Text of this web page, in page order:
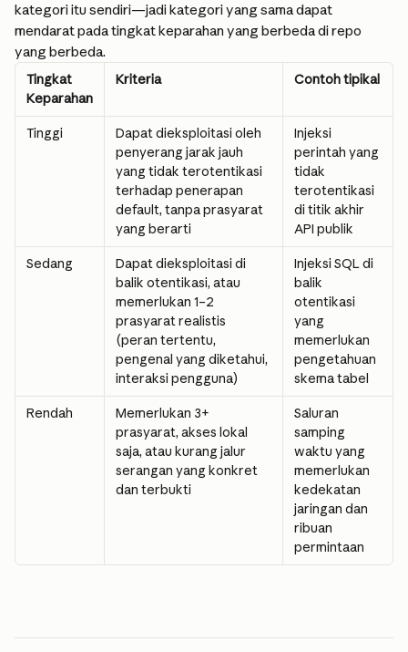
kategori itu sendiri—jadi kategori yang sama dapat
mendarat pada tingkat keparahan yang berbeda di repo
yang berbeda.
Tingkat
Keparahan
Kriteria Contoh tipikal
Tinggi
Dapat dieksploitasi oleh
penyerang jarak jauh
yang tidak terotentikasi
terhadap penerapan
default, tanpa prasyarat
yang berarti
Injeksi
perintah yang
tidak
terotentikasi
di titik akhir
API publik
Sedang
Dapat dieksploitasi di
balik otentikasi, atau
memerlukan 1–2
prasyarat realistis
(peran tertentu,
pengenal yang diketahui,
interaksi pengguna)
Injeksi SQL di
balik
otentikasi
yang
memerlukan
pengetahuan
skema tabel
Rendah
Memerlukan 3+
prasyarat, akses lokal
saja, atau kurang jalur
serangan yang konkret
dan terbukti
Saluran
samping
waktu yang
memerlukan
kedekatan
jaringan dan
ribuan
permintaan